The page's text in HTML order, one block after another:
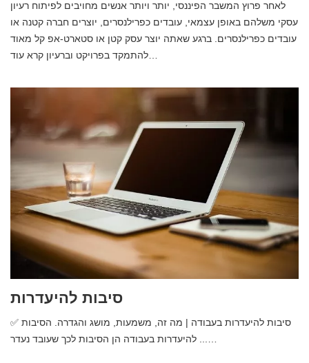
לאחר פרוץ המשבר הפיננסי, יותר ויותר אנשים מחויבים לפיתוח רעיון
עסקי משלהם באופן עצמאי, עובדים כפרילנסרים, יוצרים חברה קטנה או
עובדים כפרילנסרים. ברגע שאתה יוצר עסק קטן או סטארט-אפ קל מאוד
סיבות להיעדרות
✅ סיבות להיעדרות בעבודה | מה זה, משמעות, מושג והגדרה. הסיבות